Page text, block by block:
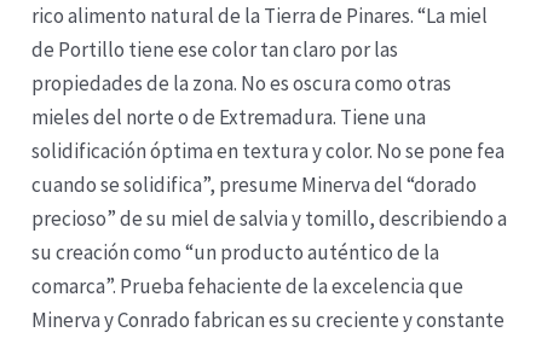
rico alimento natural de la Tierra de Pinares. “La miel
de Portillo tiene ese color tan claro por las
propiedades de la zona. No es oscura como otras
mieles del norte o de Extremadura. Tiene una
solidificación óptima en textura y color. No se pone fea
cuando se solidifica”, presume Minerva del “dorado
precioso” de su miel de salvia y tomillo, describiendo a
su creación como “un producto auténtico de la
comarca”. Prueba fehaciente de la excelencia que
Minerva y Conrado fabrican es su creciente y constante